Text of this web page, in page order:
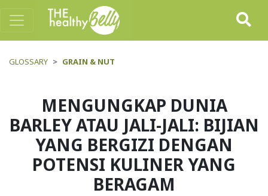
GLOSSARY GRAIN & NUT
MENGUNGKAP DUNIA
BARLEY ATAU JALI-JALI: BIJIAN
YANG BERGIZI DENGAN
POTENSI KULINER YANG
BERAGAM